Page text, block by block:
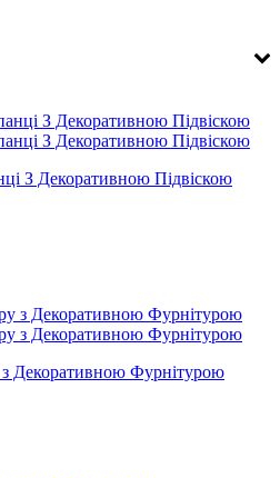
З Декоративною Підвіскою
Декоративною Фурнітурою